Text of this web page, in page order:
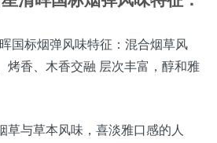
国标烟弹风味特征：混合烟草风
烤香、木香交融 层次丰富，醇和雅
草与草本风味，喜淡雅口感的人